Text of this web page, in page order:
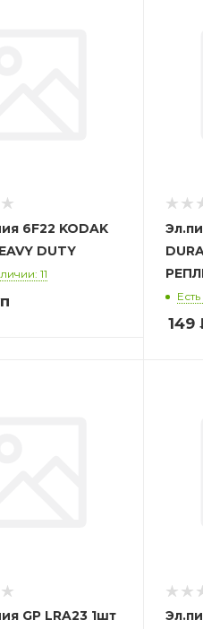
6F22 KODAK
DUTY
11
149
GP LRA23 1шт